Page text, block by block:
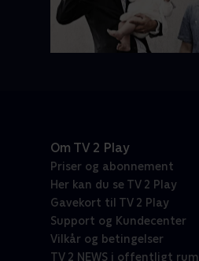
Om TV 2 Play
Priser og abonnement
Her kan du se TV 2 Play
Gavekort til TV 2 Play
Support og Kundecenter
Vilkår og betingelser
TV 2 NEWS i offentligt rum